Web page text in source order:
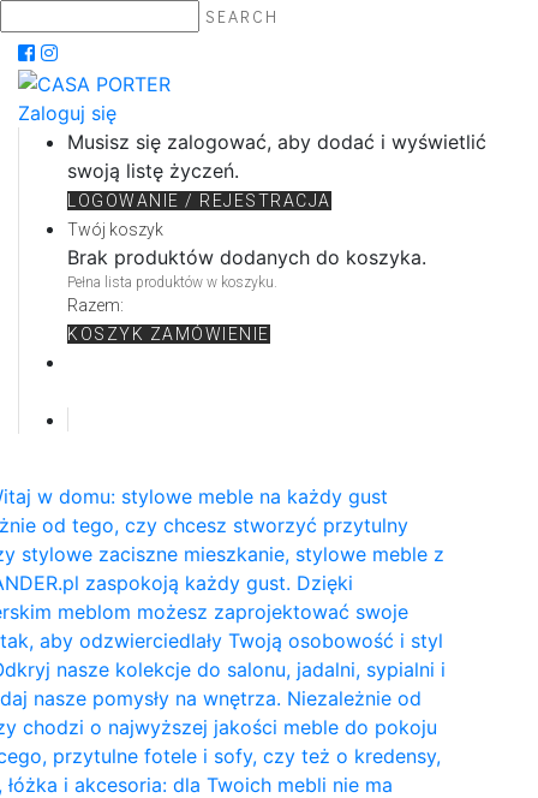
SEARCH
Zaloguj się
Musisz się zalogować, aby dodać i wyświetlić
swoją listę życzeń.
LOGOWANIE / REJESTRACJA
Twój koszyk
Brak produktów dodanych do koszyka.
Pełna lista produktów w koszyku.
Razem:
KOSZYK ZAMÓWIENIE
w domu: stylowe meble na każdy gust
od tego, czy chcesz stworzyć przytulny
stylowe zaciszne mieszkanie, stylowe meble z
zaspokoją każdy gust. Dzięki
meblom możesz zaprojektować swoje
aby odzwierciedlały Twoją osobowość i styl
nasze kolekcje do salonu, jadalni, sypialni i
nasze pomysły na wnętrza. Niezależnie od
chodzi o najwyższej jakości meble do pokoju
przytulne fotele i sofy, czy też o kredensy,
i akcesoria: dla Twoich mebli nie ma